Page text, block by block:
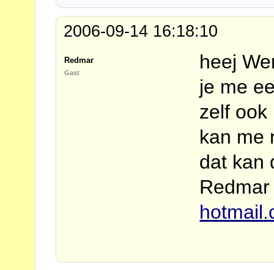
2006-09-14 16:18:10
Redmar
Gast
heej
je me
zelf ook
kan me
dat kan
hotmail